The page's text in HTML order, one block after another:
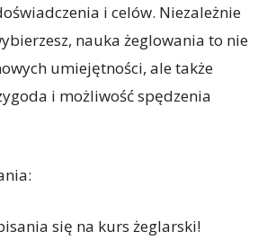
i celów. Niezależnie
nauka żeglowania to nie
umiejętności, ale także
i możliwość spędzenia
się na kurs żeglarski!